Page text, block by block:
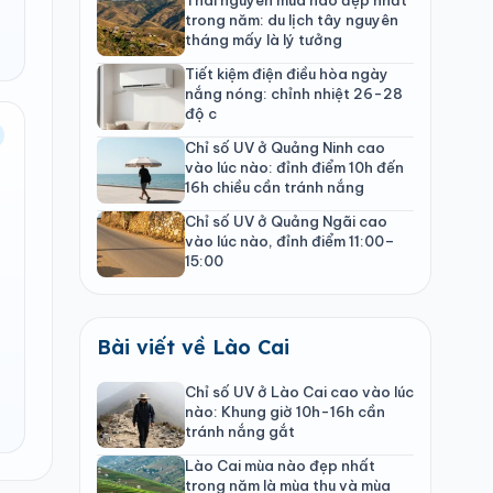
trong năm: du lịch tây nguyên
tháng mấy là lý tưởng
Tiết kiệm điện điều hòa ngày
nắng nóng: chỉnh nhiệt 26-28
độ c
Chỉ số UV ở Quảng Ninh cao
vào lúc nào: đỉnh điểm 10h đến
16h chiều cần tránh nắng
Chỉ số UV ở Quảng Ngãi cao
vào lúc nào, đỉnh điểm 11:00–
15:00
Bài viết về Lào Cai
Chỉ số UV ở Lào Cai cao vào lúc
nào: Khung giờ 10h-16h cần
tránh nắng gắt
Lào Cai mùa nào đẹp nhất
trong năm là mùa thu và mùa